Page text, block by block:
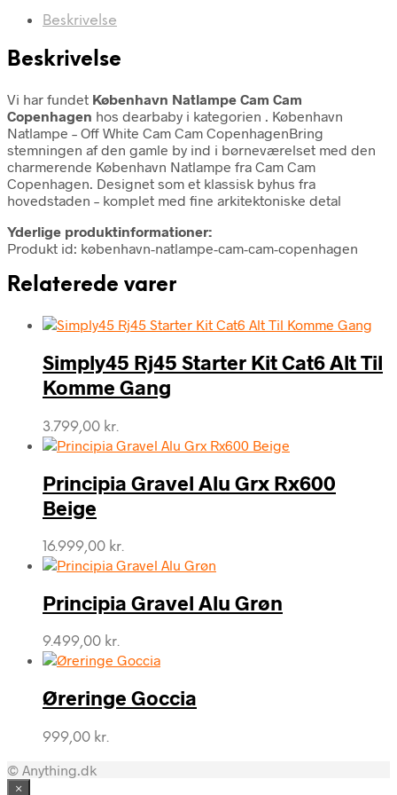
Beskrivelse
Beskrivelse
Vi har fundet København Natlampe Cam Cam
Copenhagen hos dearbaby i kategorien . København
Natlampe – Off White Cam Cam CopenhagenBring
stemningen af den gamle by ind i børneværelset med den
charmerende København Natlampe fra Cam Cam
Copenhagen. Designet som et klassisk byhus fra
hovedstaden – komplet med fine arkitektoniske detal
Yderlige produktinformationer:
Produkt id: københavn-natlampe-cam-cam-copenhagen
Relaterede varer
Simply45 Rj45 Starter Kit Cat6 Alt Til
Komme Gang
3.799,00 kr.
Principia Gravel Alu Grx Rx600
Beige
16.999,00 kr.
Principia Gravel Alu Grøn
9.499,00 kr.
Øreringe Goccia
999,00 kr.
© Anything.dk
×